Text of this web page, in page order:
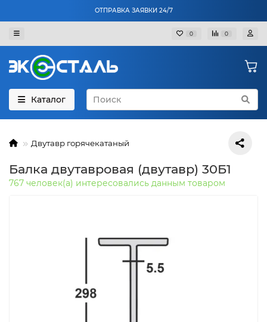
ОТПРАВКА ЗАЯВКИ 24/7
0 0
Каталог
Двутавр горячекатаный
Балка двутавровая (двутавр) 30Б1
767 человек(а) интересовались данным товаром